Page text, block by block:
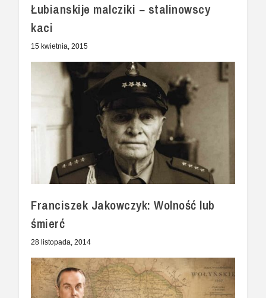
Łubianskije malcziki − stalinowscy
kaci
15 kwietnia, 2015
Franciszek Jakowczyk: Wolność lub
śmierć
28 listopada, 2014